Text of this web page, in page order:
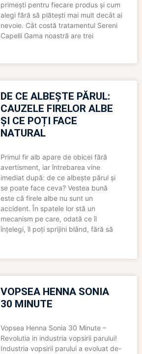
primești pentru fiecare produs și cum
alegi fără să plătești mai mult decât ai
nevoie. Cât costă tratamentul Sereni
Capelli Gama noastră are trei
DE CE ALBEȘTE PĂRUL:
CAUZELE FIRELOR ALBE
ȘI CE POȚI FACE
NATURAL
Primul fir alb apare de obicei fără
avertisment, iar întrebarea vine
imediat după: de ce albește părul și
se poate face ceva? Vestea bună
este că firele albe nu sunt un
accident. În spatele lor stă un
mecanism pe care, odată ce îl
înțelegi, îl poți sprijini blând, fără să
VOPSEA HENNA SONIA
30 MINUTE
Vopsea Henna Sonia 30 Minute –
Revolutia in industria vopsirii parului!
Industria vopsirii parului a evoluat de-